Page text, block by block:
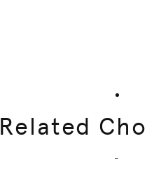
Related
-